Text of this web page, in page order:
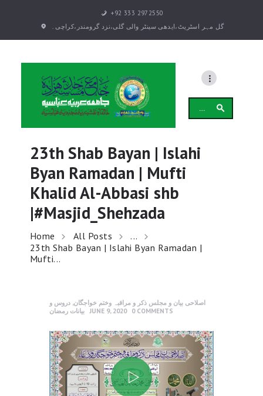
+92 333 2972550
گل مہر اسٹریٹ،ایدھی سینٹر والی گلی،نزد گرومندر،کراچی۔
for:
23th Shab Bayan | Islahi
Byan Ramadan | Mufti
Khalid Al-Abbasi shb
|#Masjid_Shehzada
Home All Posts
...
23th Shab Bayan | Islahi Byan Ramadan |
Mufti...
بیانات
دروس
علمی دروس
دروس و بیانات رمضان
دورہ تفسیر قرآن کریم
عوامی تربیتی
(بزم طلبہ (تقاریر
انجمن
سالانہ اختتامی تقریب
GALLERY
اصلاحی بیان و مجلس ذکر و مراقبہ وختم خواجگان, دروس و
بیانات رمضان JUNE 9, 2020 0 COMMENTS